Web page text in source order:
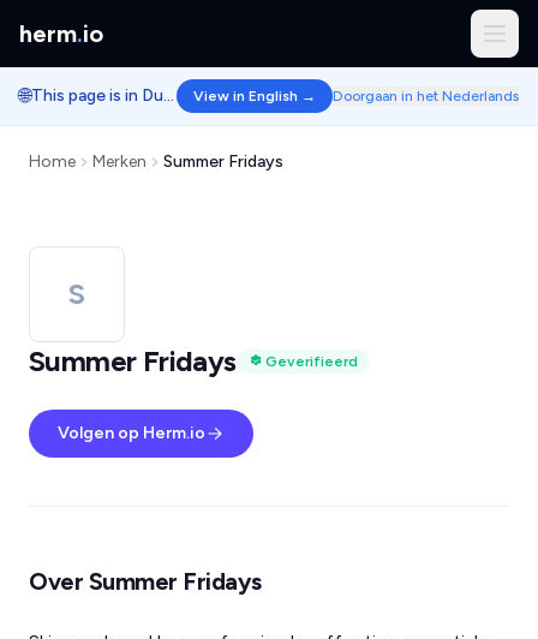
herm.io
🌐 This page is in Dutch. View in English → Doorgaan in het Nederlands
Home Merken Summer Fridays
S
Summer Fridays
Geverifieerd
Volgen op Herm.io
Over Summer Fridays